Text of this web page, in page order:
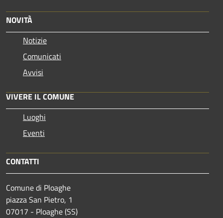
NOVITÀ
Notizie
Comunicati
Avvisi
VIVERE IL COMUNE
Luoghi
Eventi
CONTATTI
Comune di Ploaghe
piazza San Pietro, 1
07017 - Ploaghe (SS)